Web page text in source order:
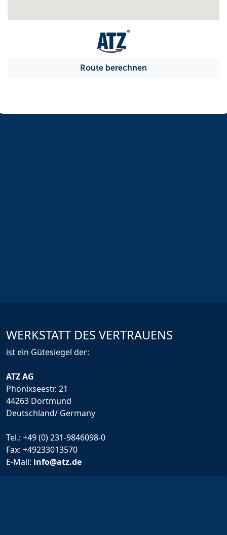
Route berechnen
WERKSTATT DES VERTRAUENS
ist ein Gütesiegel der:
ATZ AG
Phönixseestr. 21
44263 Dortmund
Deutschland/ Germany
Tel.: +49 (0) 231-9846098-0
Fax: +49233013570
E-Mail: info@atz.de